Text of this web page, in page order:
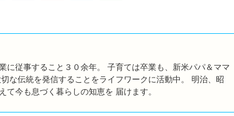
に従事すること３０余年。 子育ては卒業も、新米パパ＆ママ
な伝統を発信することをライフワークに活動中。 明治、昭
て今も息づく暮らしの知恵を 届けます。